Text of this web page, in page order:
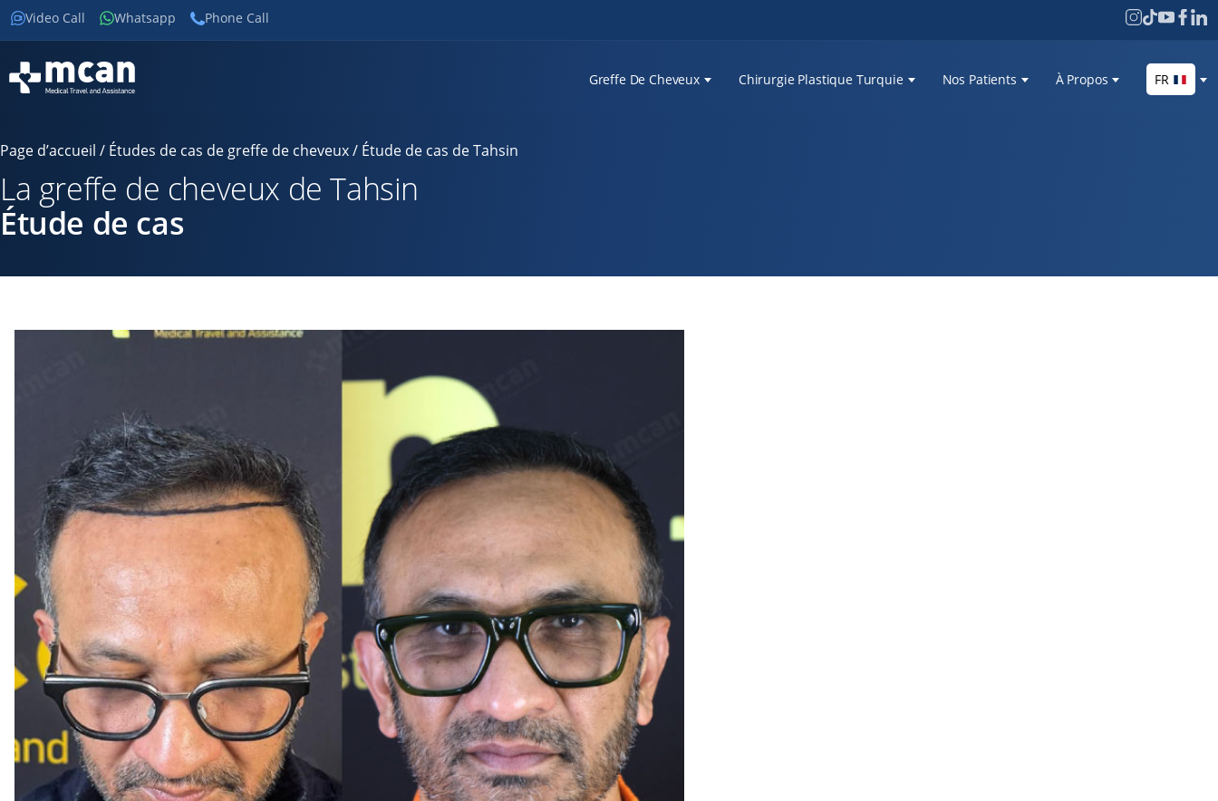
Video Call Whatsapp Phone Call
Greffe De Cheveux Chirurgie Plastique Turquie Nos Patients À Propos FR
Page d’accueil / Études de cas de greffe de cheveux/ Étude de cas de Tahsin
La greffe de cheveux de Tahsin
Étude de cas